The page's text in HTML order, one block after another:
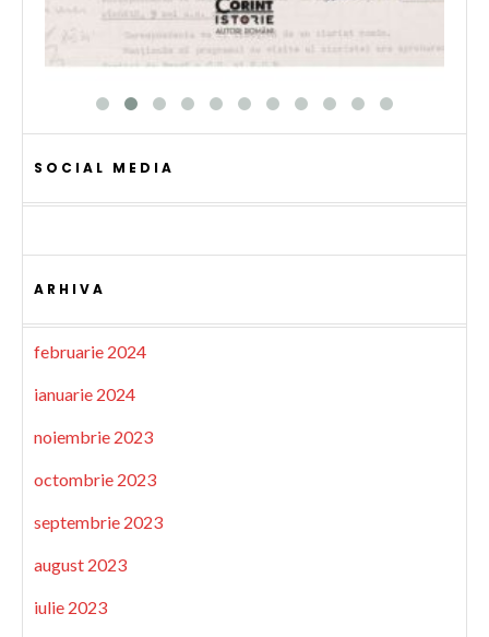
SOCIAL MEDIA
ARHIVA
februarie 2024
ianuarie 2024
noiembrie 2023
octombrie 2023
septembrie 2023
august 2023
iulie 2023